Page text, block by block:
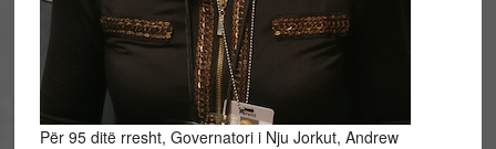
Për 95 ditë rresht, Governatori i Nju Jorkut, Andrew